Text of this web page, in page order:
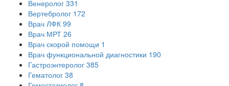
Венеролог 331
Вертебролог 172
Врач ЛФК 99
Врач МРТ 26
Врач скорой помощи 1
Врач функциональной диагностики 190
Гастроэнтеролог 385
Гематолог 38